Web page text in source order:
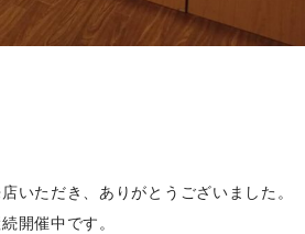
いただき、ありがとうございました。
開催中です。